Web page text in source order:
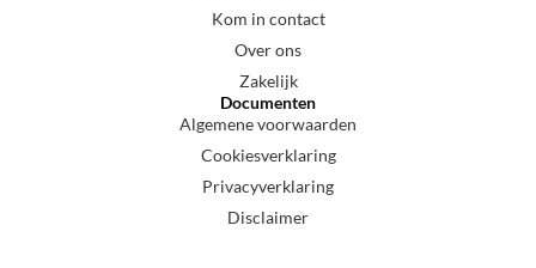
Kom in contact
Over ons
Zakelijk
Documenten
Algemene voorwaarden
Cookiesverklaring
Privacyverklaring
Disclaimer